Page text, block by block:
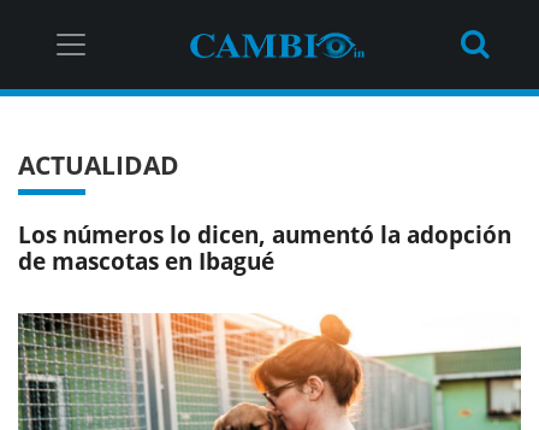
ACTUALIDAD
Los números lo dicen, aumentó la adopción
de mascotas en Ibagué